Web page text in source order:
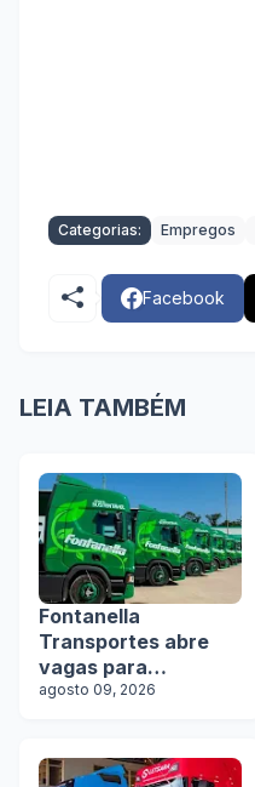
Categorias: Empregos
Facebook
LEIA TAMBÉM
Fontanella
Transportes abre
vagas para
motoristas de
agosto 09, 2026